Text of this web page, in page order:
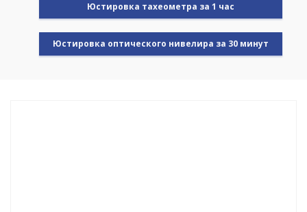
Юстировка тахеометра за 1 час
Юстировка оптического нивелира за 30 минут